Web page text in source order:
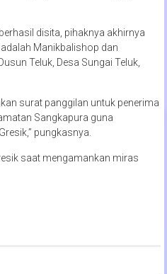
disita, pihaknya akhirnya
Manikbalishop dan
Teluk, Desa Sungai Teluk,
surat panggilan untuk penerima
Sangkapura guna
pungkasnya.
saat mengamankan miras